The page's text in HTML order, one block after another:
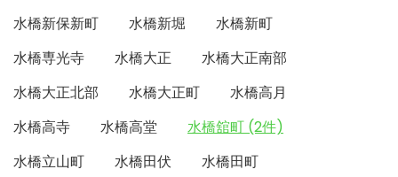
水橋新保新町
水橋新堀
水橋新町
水橋専光寺
水橋大正
水橋大正南部
水橋大正北部
水橋大正町
水橋高月
水橋高寺
水橋高堂
水橋舘町 (2件)
水橋立山町
水橋田伏
水橋田町